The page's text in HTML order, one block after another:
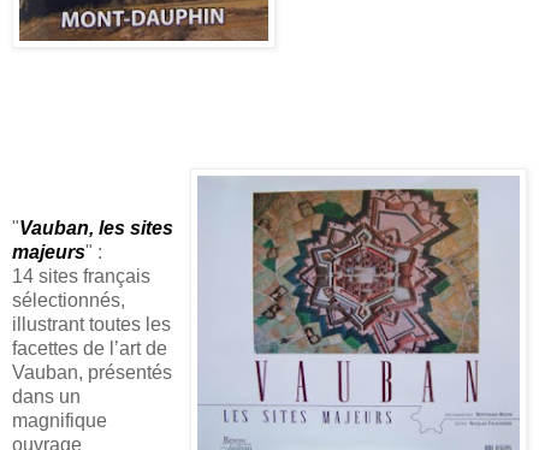
"Vauban, les sites
majeurs" :
14 sites français
sélectionnés,
illustrant toutes les
facettes de l’art de
Vauban, présentés
dans un
magnifique
ouvrage